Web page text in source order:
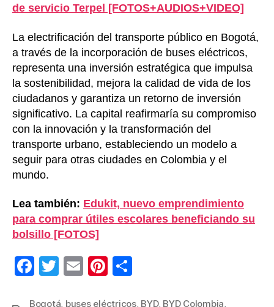
de servicio Terpel [FOTOS+AUDIOS+VIDEO]
La electrificación del transporte público en Bogotá,
a través de la incorporación de buses eléctricos,
representa una inversión estratégica que impulsa
la sostenibilidad, mejora la calidad de vida de los
ciudadanos y garantiza un retorno de inversión
significativo. La capital reafirmaría su compromiso
con la innovación y la transformación del
transporte urbano, estableciendo un modelo a
seguir para otras ciudades en Colombia y el
mundo.
Lea también: Edukit, nuevo emprendimiento
para comprar útiles escolares beneficiando su
bolsillo [FOTOS]
F
T
E
Pi
Bogotá buses eléctricos, BYD, BYD Colombia